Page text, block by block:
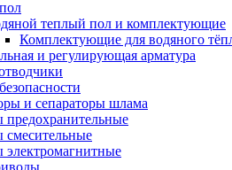
теплый пол и комплектующие
Комплектующие для водяного
и регулирующая арматура
и сепараторы шлама
предохранительные
смесительные
электромагнитные